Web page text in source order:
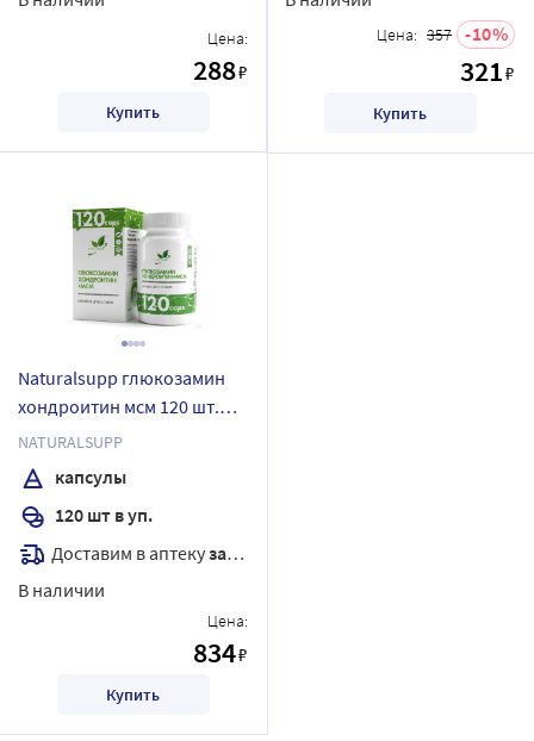
Цена:
288₽
Купить
Цена: 357 10
321₽
Купить
Naturalsupp глюкозамин
хондроитин мсм 120 шт.
капсулы массой 900 мг
NATURALSUPP
капсулы
120 шт в уп.
Доставим в аптекузавтра
В наличии
Цена:
834₽
Купить